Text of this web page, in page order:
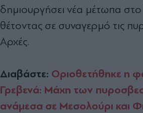
δημιουργήσει νέα μέτωπα
θέτοντας σε συναγερμό τις
Αρχές.
Διαβάστε: Οριοθετήθηκε η
Γρεβενά: Μάχη των
ανάμεσα σε Μεσολούρι και